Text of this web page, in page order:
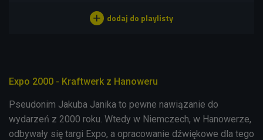
Expo 2000 - Kraftwerk z Hanoweru
Pseudonim Jakuba Janika to pewne nawiązanie do
wydarzeń z 2000 roku. Wtedy w Niemczech, w Hanowerze,
odbywały się targi Expo, a opracowanie dźwiękowe dla tego